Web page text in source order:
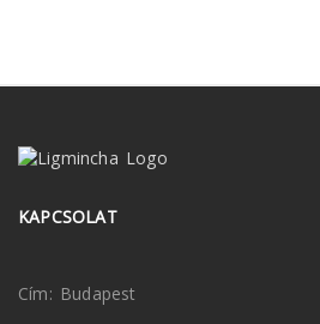
KAPCSOLAT
Cím: Budapest